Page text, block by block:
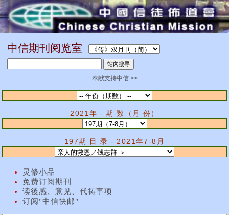
中信期刊阅览室
奉献支持中信 >>
2021年 - 期 数（月 份）
197期 目 录 - 2021年7-8月
灵修小品
免费订阅期刊
读後感、意见、代祷事项
订阅"中信快邮"